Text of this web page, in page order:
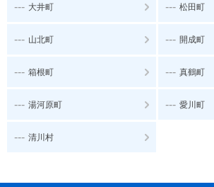
--- 大井町 --- 松田町
--- 山北町 --- 開成町
--- 箱根町 --- 真鶴町
--- 湯河原町 --- 愛川町
--- 清川村